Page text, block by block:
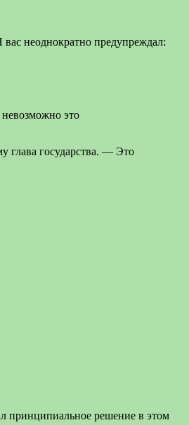
вас неоднократно предупреждал:
это
глава государства. — Это
принципиальное решение в этом